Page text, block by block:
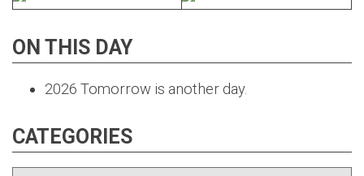
ON THIS DAY
2026 Tomorrow is another day.
CATEGORIES